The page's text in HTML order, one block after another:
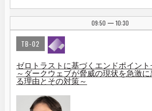
09:50 | 10:30
TB-02
ゼロトラストに基づくエンドポイント
～ダークウェブが脅威の現状を急激
る理由とその対策～